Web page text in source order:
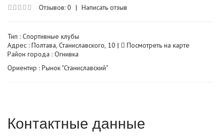
Отзывов: 0 | Написать отзыв
Тип : Спортивные клубы
Адрес : Полтава, Станиславского, 10 |
Посмотреть на карте
Район города : Огнивка
Ориентир : Рынок "Станиславский"
Контактные данные